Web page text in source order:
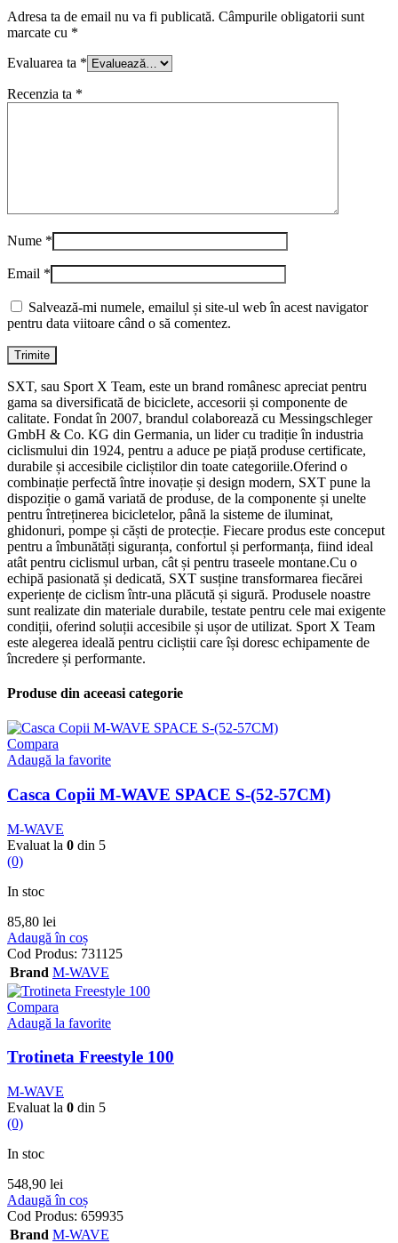
Adresa ta de email nu va fi publicată. Câmpurile obligatorii sunt
marcate cu *
Evaluarea ta *
Recenzia ta *
Nume *
Email *
Salvează-mi numele, emailul și site-ul web în acest navigator
pentru data viitoare când o să comentez.
SXT, sau Sport X Team, este un brand românesc apreciat pentru
gama sa diversificată de biciclete, accesorii și componente de
calitate. Fondat în 2007, brandul colaborează cu Messingschleger
GmbH & Co. KG din Germania, un lider cu tradiție în industria
ciclismului din 1924, pentru a aduce pe piață produse certificate,
durabile și accesibile cicliștilor din toate categoriile.Oferind o
combinație perfectă între inovație și design modern, SXT pune la
dispoziție o gamă variată de produse, de la componente și unelte
pentru întreținerea bicicletelor, până la sisteme de iluminat,
ghidonuri, pompe și căști de protecție. Fiecare produs este conceput
pentru a îmbunătăți siguranța, confortul și performanța, fiind ideal
atât pentru ciclismul urban, cât și pentru traseele montane.Cu o
echipă pasionată și dedicată, SXT susține transformarea fiecărei
experiențe de ciclism într-una plăcută și sigură. Produsele noastre
sunt realizate din materiale durabile, testate pentru cele mai exigente
condiții, oferind soluții accesibile și ușor de utilizat. Sport X Team
este alegerea ideală pentru cicliștii care își doresc echipamente de
încredere și performante.
Produse din aceeasi categorie
Compara
Adaugă la favorite
Casca Copii M-WAVE SPACE S-(52-57CM)
M-WAVE
Evaluat la 0 din 5
(0)
In stoc
85,80 lei
Adaugă în coș
Cod Produs: 731125
Brand M-WAVE
Compara
Adaugă la favorite
Trotineta Freestyle 100
M-WAVE
Evaluat la 0 din 5
(0)
In stoc
548,90 lei
Adaugă în coș
Cod Produs: 659935
Brand M-WAVE